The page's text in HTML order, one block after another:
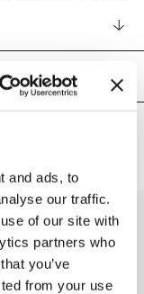
and ads, to
our traffic.
of our site with
partners who
you’ve
from your use
findest du ein dezentes,
verleiht. Mit seiner
mühelos – ideal für jeden
für einen Oversized-
Passform. 70%